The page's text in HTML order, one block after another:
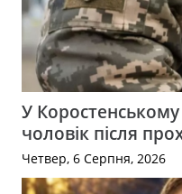
У
чоловік після
Четвер, 6 Серпня, 2026